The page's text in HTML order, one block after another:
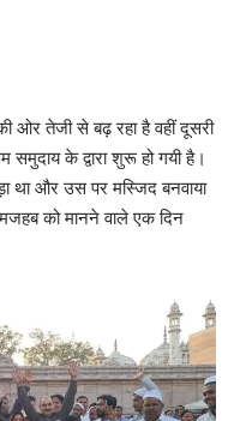
ओर तेजी से बढ़ रहा है वहीं दूसरी
के द्वारा शुरू हो गयी है।
था और उस पर मस्जिद बनवाया
को मानने वाले एक दिन